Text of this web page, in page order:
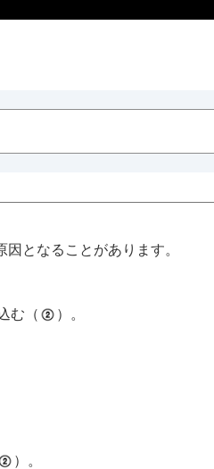
となることがあります。
む（ ）。
）。